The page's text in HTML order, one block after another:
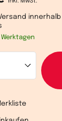
innerhalb
Werktagen